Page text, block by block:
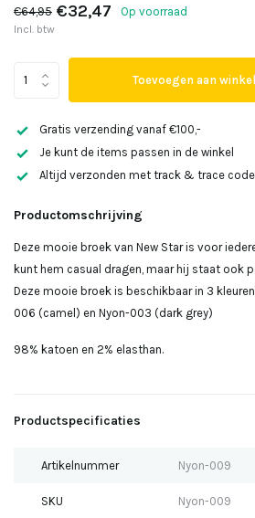
€64,95 €32,47 Op voorraad
Incl. btw
Toevoegen aan
Gratis verzending vanaf €100,-
Je kunt de items passen in de winkel
Altijd verzonden met track & trace
Productomschrijving
Deze mooie broek van New Star is voor
kunt hem casual dragen, maar hij staat ook
Deze mooie broek is beschikbaar in 3
006 (camel) en Nyon-003 (dark grey)
98% katoen en 2% elasthan.
Productspecificaties
Artikelnummer Nyon-009
SKU Nyon-009